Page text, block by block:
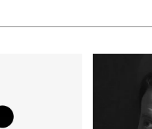
είναι «το πρόβλημα»
Τι είναι η
Δανάη Δεληγεώργη
Συγχαρητήρια, Πέθανες!